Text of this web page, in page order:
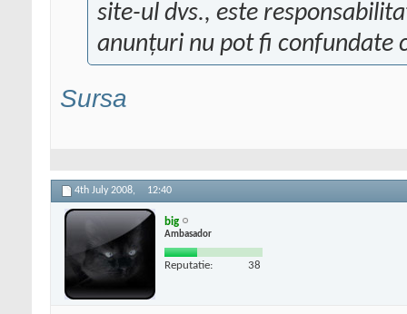
site-ul dvs., este
anunţuri nu pot fi confundate
Sursa
4th July 2008, 12:40
big
Ambasador
Reputatie: 38